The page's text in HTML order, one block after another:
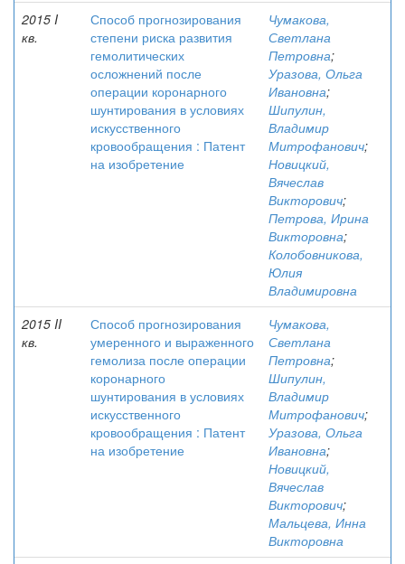
2015 I
кв.
Способ прогнозирования
степени риска развития
гемолитических
осложнений после
операции коронарного
шунтирования в условиях
искусственного
кровообращения : Патент
на изобретение
Чумакова,
Светлана
Петровна;
Уразова, Ольга
Ивановна;
Шипулин,
Владимир
Митрофанович;
Новицкий,
Вячеслав
Викторович;
Петрова, Ирина
Викторовна;
Колобовникова,
Юлия
Владимировна
2015 II
кв.
Способ прогнозирования
умеренного и выраженного
гемолиза после операции
коронарного
шунтирования в условиях
искусственного
кровообращения : Патент
на изобретение
Чумакова,
Светлана
Петровна;
Шипулин,
Владимир
Митрофанович;
Уразова, Ольга
Ивановна;
Новицкий,
Вячеслав
Викторович;
Мальцева, Инна
Викторовна